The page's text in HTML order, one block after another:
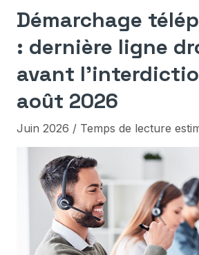
Démarchage
: dernière ligne
avant
août 2026
Juin 2026 / Temps de lecture